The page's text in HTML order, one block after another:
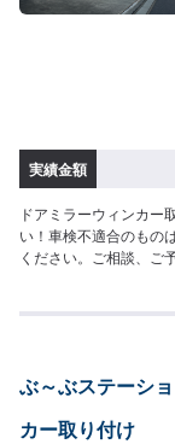
実績金額
ドアミラーウィンカー
い！車検不適合のもの
ください。ご相談、ご
ぶ～ぶステーシ
カー取り付け